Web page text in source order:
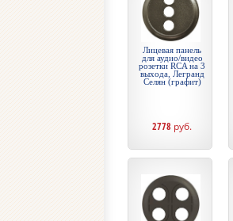
Лицевая панель
для аудио/видео
розетки RCA на 3
выхода, Легранд
Селян (графит)
2778 руб.